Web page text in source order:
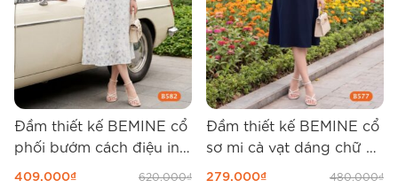
Đầm thiết kế BEMINE cổ
phối bướm cách điệu in
hoa dáng chữ A B582
409.000₫ 620.000₫
Đầm thiết kế BEMINE cổ
sơ mi cà vạt dáng chữ A
B577
279.000₫ 480.000₫